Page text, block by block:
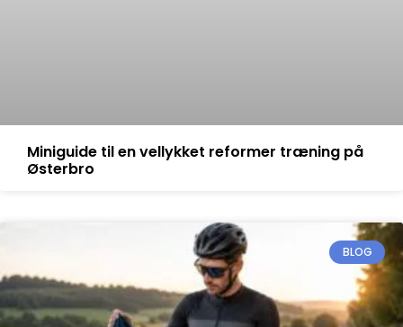
Miniguide til en vellykket reformer træning på
Østerbro
BLOG